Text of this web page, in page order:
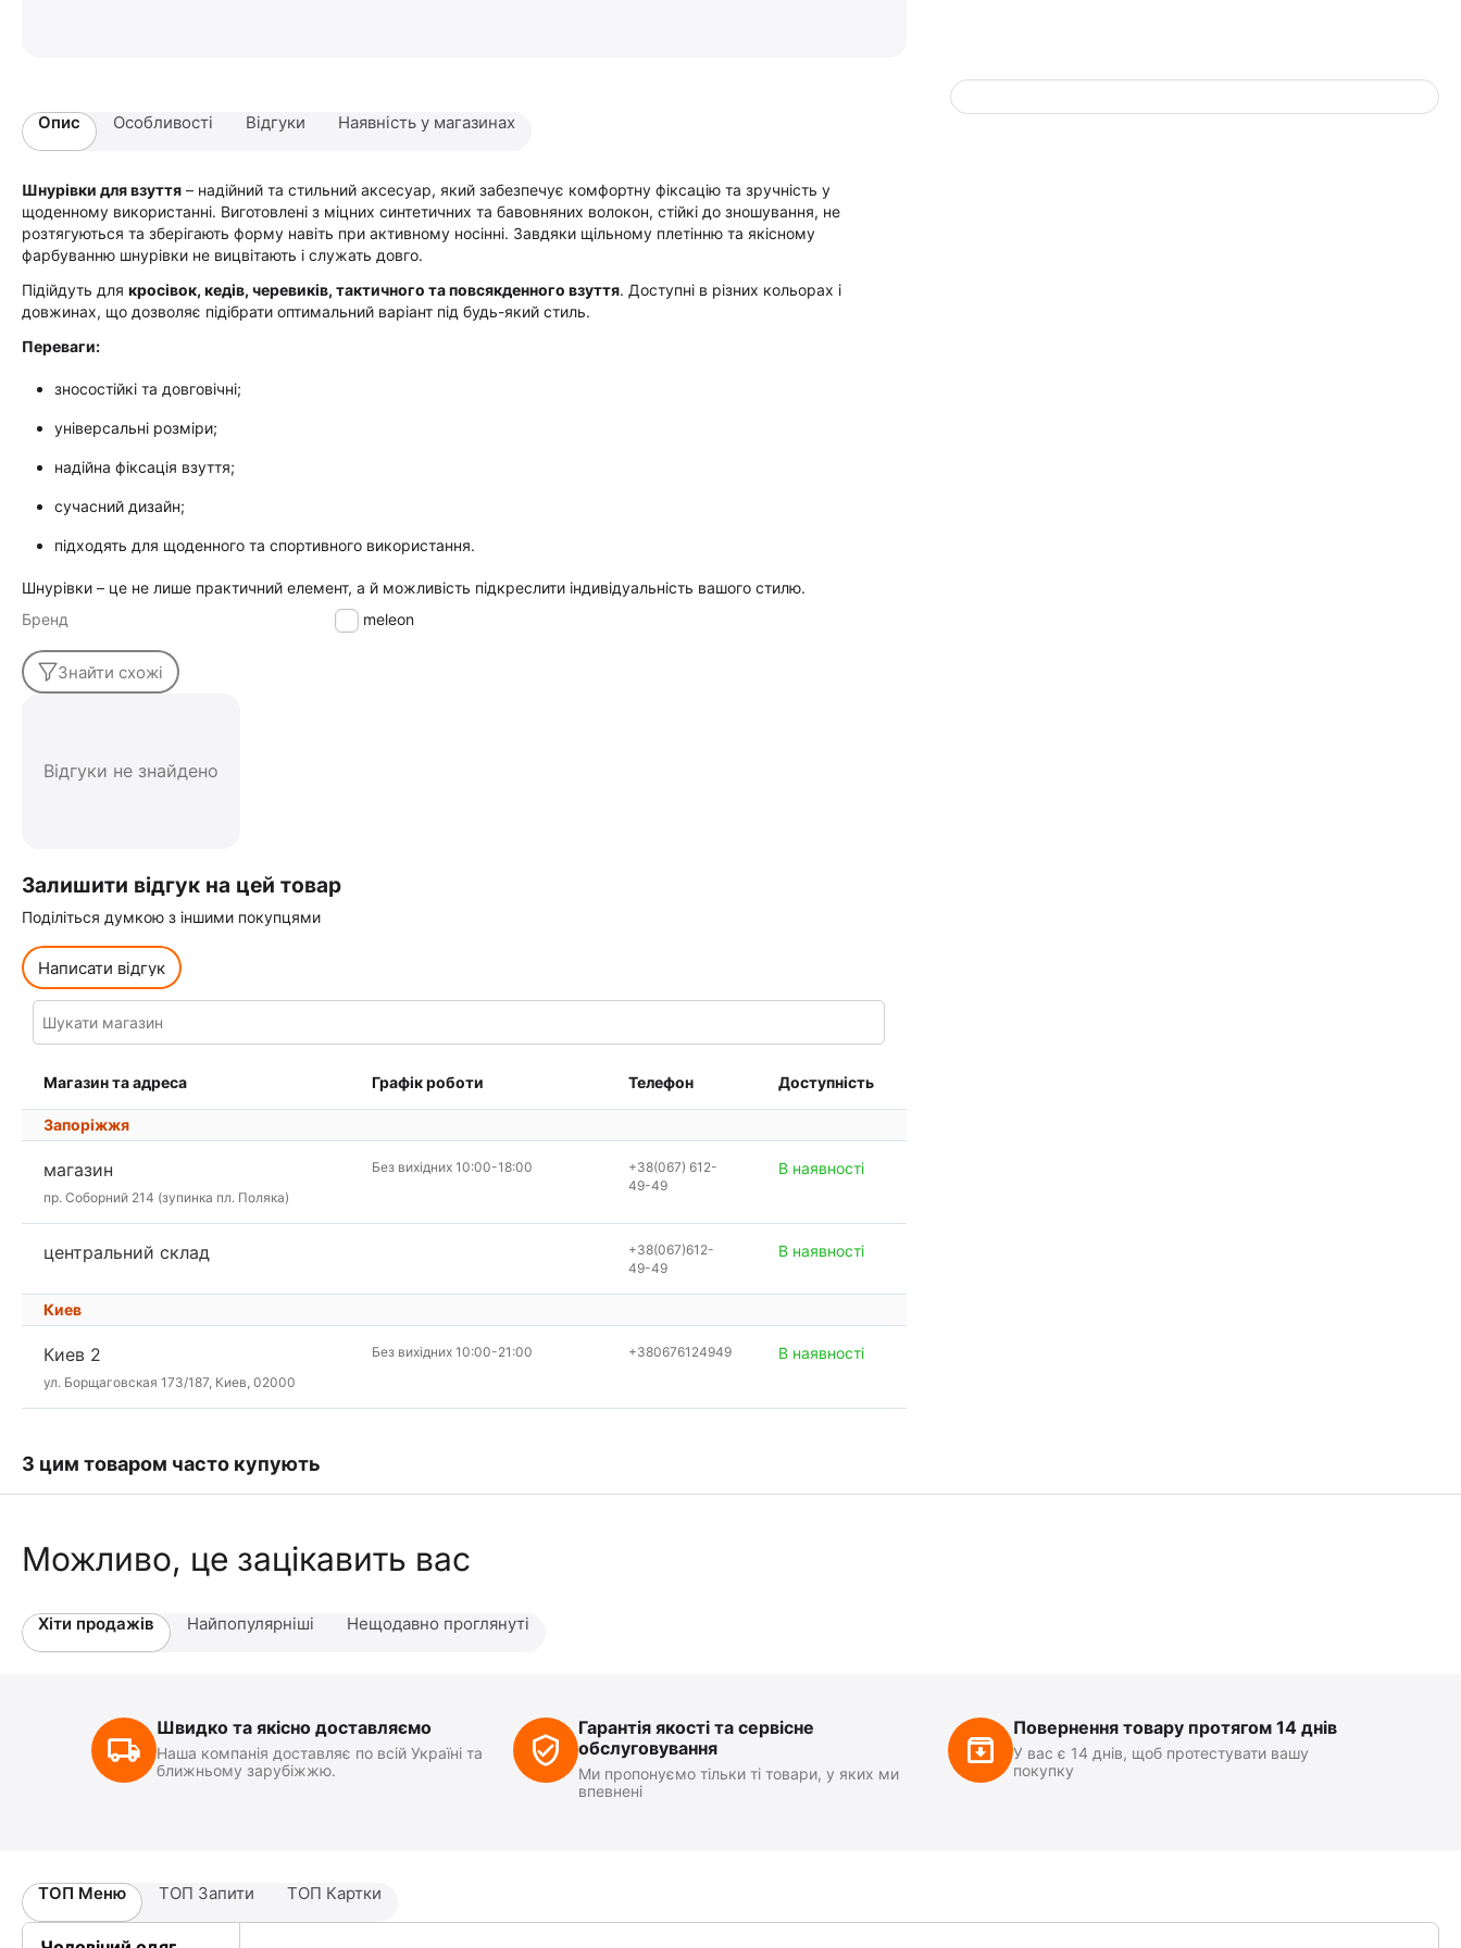
Опис Особливості Відгуки Наявність у магазинах
Шнурівки для взуття – надійний та стильний аксесуар, який забезпечує комфортну фіксацію та зручність у
щоденному використанні. Виготовлені з міцних синтетичних та бавовняних волокон, стійкі до зношування, не
розтягуються та зберігають форму навіть при активному носінні. Завдяки щільному плетінню та якісному
фарбуванню шнурівки не вицвітають і служать довго.
Підійдуть для кросівок, кедів, черевиків, тактичного та повсякденного взуття. Доступні в різних кольорах і
довжинах, що дозволяє підібрати оптимальний варіант під будь-який стиль.
Переваги:
зносостійкі та довговічні;
універсальні розміри;
надійна фіксація взуття;
сучасний дизайн;
підходять для щоденного та спортивного використання.
Шнурівки – це не лише практичний елемент, а й можливість підкреслити індивідуальність вашого стилю.
Бренд
Chameleon
Знайти схожі
Відгуки не знайдено
Залишити відгук на цей товар
Поділіться думкою з іншими покупцями
Написати відгук
Магазин та адреса Графік роботи Телефон Доступність
Запоріжжя
магазин
пр. Соборний 214 (зупинка пл. Поляка)
Без вихідних 10:00-18:00
+38(067) 612-
49-49
В наявності
центральний склад
+38(067)612-
49-49
В наявності
Киев
Киев 2
ул. Борщаговская 173/187, Киев, 02000
Без вихідних 10:00-21:00 +380676124949 В наявності
З цим товаром часто купують
Можливо, це зацікавить вас
Хіти продажів Найпопулярніші Нещодавно проглянуті
Швидко та якісно доставляємо
Наша компанія доставляє по всій Україні та
ближньому зарубіжжю.
Гарантія якості та сервісне
обслуговування
Ми пропонуємо тільки ті товари, у яких ми
впевнені
Повернення товару протягом 14 днів
У вас є 14 днів, щоб протестувати вашу
покупку
ТОП Меню ТОП Запити ТОП Картки